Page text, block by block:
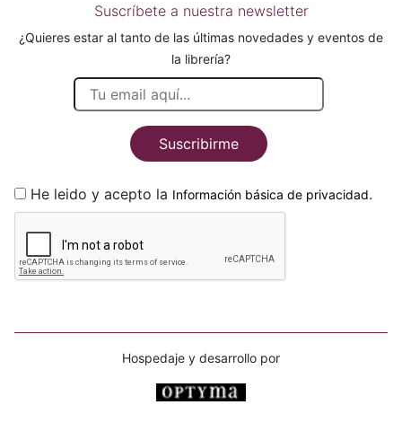
Suscríbete a nuestra newsletter
¿Quieres estar al tanto de las últimas novedades y eventos de
la librería?
Suscribirme
He leido y acepto la Información básica de privacidad.
Hospedaje y desarrollo por